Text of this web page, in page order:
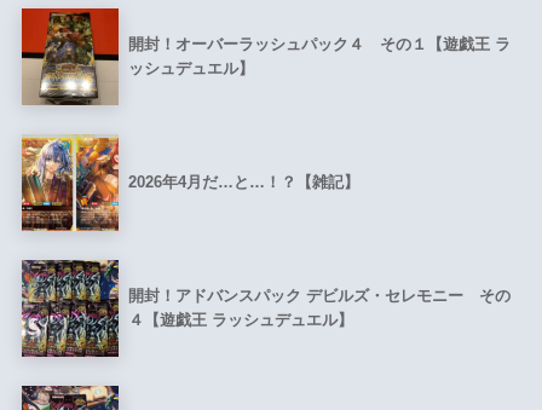
開封！オーバーラッシュパック４ その１【遊戯王 ラ
ッシュデュエル】
2026年4月だ…と…！？【雑記】
開封！アドバンスパック デビルズ・セレモニー その
４【遊戯王 ラッシュデュエル】